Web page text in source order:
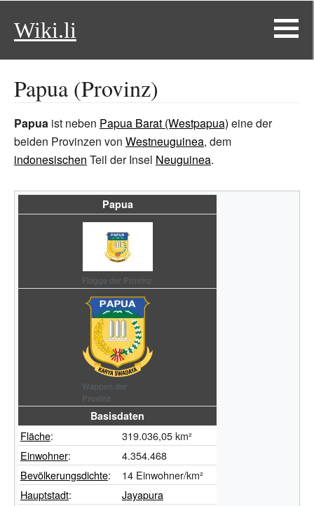
Wiki.li
Papua (Provinz)
Papua ist neben Papua Barat (Westpapua) eine der
beiden Provinzen von Westneuguinea, dem
indonesischen Teil der Insel Neuguinea.
Papua
Flagge der Provinz
Wappen der
Provinz
Basisdaten
Fläche: 319.036,05km²
Einwohner:
4.354.468
Bevölkerungsdichte: 14 Einwohner/km²
Hauptstadt:
Jayapura